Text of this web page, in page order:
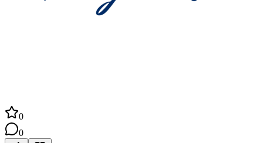
0
0